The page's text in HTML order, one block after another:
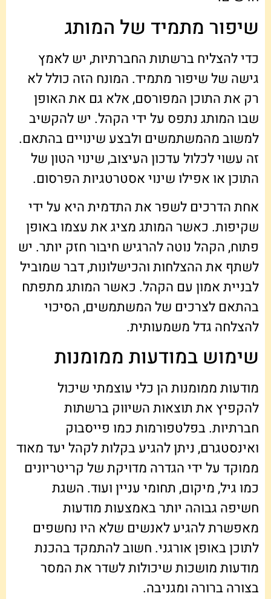
שיפור מתמיד של המותג
כדי להצליח ברשתות החברתיות, יש לאמץ
גישה של שיפור מתמיד. המונח הזה כולל לא
רק את התוכן המפורסם, אלא גם את האופן
שבו המותג נתפס על ידי הקהל. יש להקשיב
למשוב מהמשתמשים ולבצע שינויים בהתאם.
זה עשוי לכלול עדכון העיצוב, שינוי הטון של
התוכן או אפילו שינוי אסטרטגיות הפרסום.
אחת הדרכים לשפר את התדמית היא על ידי
שקיפות. כאשר המותג מציג את עצמו באופן
פתוח, הקהל נוטה להרגיש חיבור חזק יותר. יש
לשתף את ההצלחות והכישלונות, דבר שמוביל
לבניית אמון עם הקהל. כאשר המותג מתפתח
בהתאם לצרכים של המשתמשים, הסיכוי
להצלחה גדל משמעותית.
שימוש במודעות ממומנות
מודעות ממומנות הן כלי עוצמתי שיכול
להקפיץ את תוצאות השיווק ברשתות
חברתיות. בפלטפורמות כמו פייסבוק
ואינסטגרם, ניתן להגיע בקלות לקהל יעד מאוד
ממוקד על ידי הגדרה מדויקת של קריטריונים
כמו גיל, מיקום, תחומי עניין ועוד. השגת
חשיפה גבוהה יותר באמצעות מודעות
מאפשרת להגיע לאנשים שלא היו נחשפים
לתוכן באופן אורגני. חשוב להתמקד בהכנת
מודעות מושכות שיכולות לשדר את המסר
בצורה ברורה ומגניבה.